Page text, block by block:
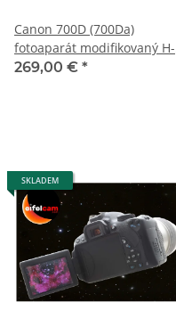
Canon 700D (700Da)
fotoaparát modifikovaný H-
alpha astro 2 roky záruka
269,00 € *
SKLADEM